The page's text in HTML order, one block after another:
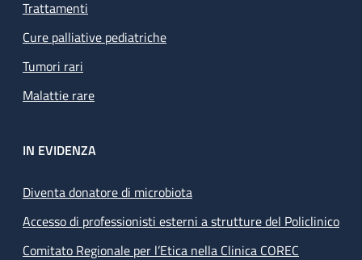
Trattamenti
Cure palliative pediatriche
Tumori rari
Malattie rare
IN EVIDENZA
Diventa donatore di microbiota
Accesso di professionisti esterni a strutture del Policlinico
Comitato Regionale per l’Etica nella Clinica COREC